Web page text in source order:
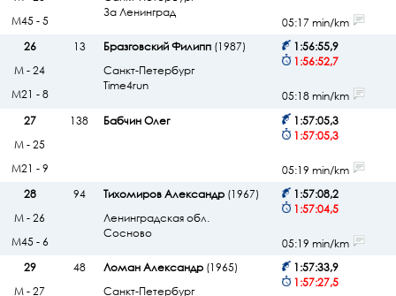
За Ленинград
М45 - 5
05:17 min/km
26
13 Бразговский Филипп(1987)
Санкт-Петербург
Time4run
1:56:55,9
1:56:52,7
М - 24
М21 - 8
05:18 min/km
27
138 Бабчин Олег
1:57:05,3
1:57:05,3
М - 25
М21 - 9
05:19 min/km
28
94 Тихомиров Александр(1967)
Ленинградская обл.
Сосново
1:57:08,2
1:57:04,5
М - 26
М45 - 6
05:19 min/km
29
48 Ломан Александр(1965)
Санкт-Петербург
1:57:33,9
1:57:27,5
М - 27